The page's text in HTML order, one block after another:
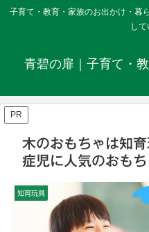
子育て・教育・家族のお出かけ・暮
して
青碧の扉｜子育て・
PR
木のおもちゃは知
症児に人気のおもち
知育玩具